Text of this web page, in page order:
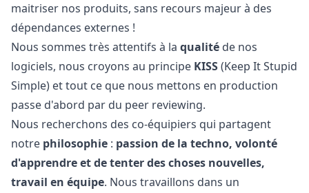
maitriser nos produits, sans recours majeur à des
dépendances externes !
Nous sommes très attentifs à la qualité de nos
logiciels, nous croyons au principe KISS(Keep It Stupid
Simple) et tout ce que nous mettons en production
passe d'abord par du peer reviewing.
Nous recherchons des co-équipiers qui partagent
notre philosophie : passion de la techno, volonté
d'apprendre et de tenter des choses nouvelles,
travail en équipe. Nous travaillons dans un